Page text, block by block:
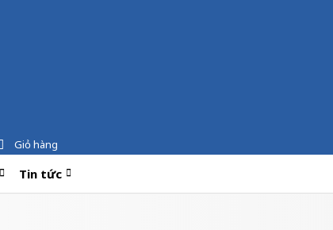
Giỏ hàng
Tin tức